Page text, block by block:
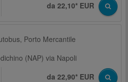
da 22,10* EUR
Porto Mercantile
(NAP) via Napoli
da 22,90* EUR